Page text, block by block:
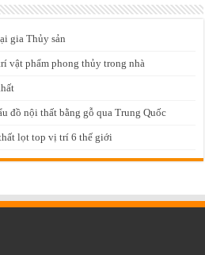
gia Thủy sản
vật phẩm phong thủy trong nhà
đồ nội thất bằng gỗ qua Trung Quốc
lọt top vị trí 6 thế giới